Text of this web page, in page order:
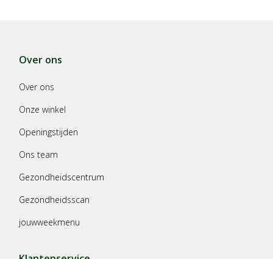
Over ons
Over ons
Onze winkel
Openingstijden
Ons team
Gezondheidscentrum
Gezondheidsscan
jouwweekmenu